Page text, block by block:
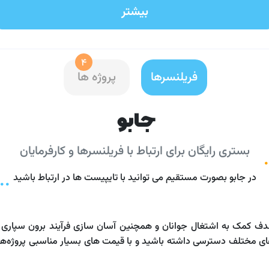
بیشتر
فریلنسرها
4
پروژه ها
جابو
بستری رایگان برای ارتباط با فریلنسرها و کارفرمایان
در جابو بصورت مستقیم می توانید با تایپیست ها در ارتباط باشید
مختلف دسترسی داشته باشید و با قیمت های بسیار مناسبی